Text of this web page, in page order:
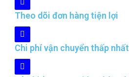
Theo dõi đơn hàng tiện lợi
Chi phí vận chuyển thấp nhất